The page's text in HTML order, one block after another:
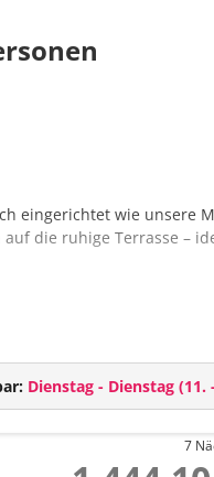
eingerichtet wie unsere
die ruhige Terrasse –
Haarföhn
Dienstag - Dienstag (11.
7